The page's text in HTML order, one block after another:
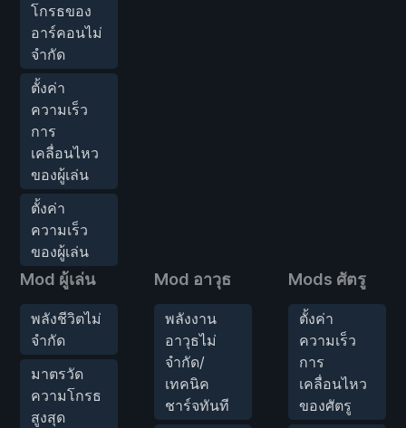
โกรธของ
อาร์คอนไม่
จำกัด
ตั้งค่า
ความเร็ว
การ
เคลื่อนไหว
ของผู้เล่น
ตั้งค่า
ความเร็ว
ของผู้เล่น
Mod ผู้เล่น
พลังชีวิตไม่
จำกัด
มาตรวัด
ความโกรธ
สูงสุด
Mod อาวุธ
พลังงาน
อาวุธไม่
จำกัด/
เทคนิค
ชาร์จทันที
Mods ศัตรู
ตั้งค่า
ความเร็ว
การ
เคลื่อนไหว
ของศัตรู